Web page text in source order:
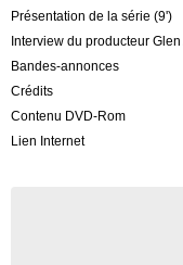
Présentation de la série (9')
Interview du producteur
Bandes-annonces
Crédits
Contenu DVD-Rom
Lien Internet